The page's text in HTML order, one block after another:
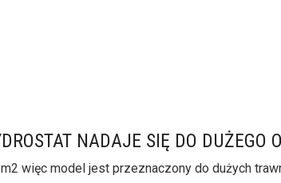
NADAJE SIĘ DO DUŻEGO
więc model jest przeznaczony do dużych